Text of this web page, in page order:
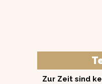
Zur Zeit sind